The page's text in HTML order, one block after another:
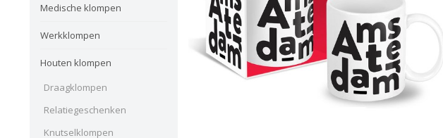
Medische klompen
Werkklompen
Houten klompen
Draagklompen
Relatiegeschenken
Knutselklompen